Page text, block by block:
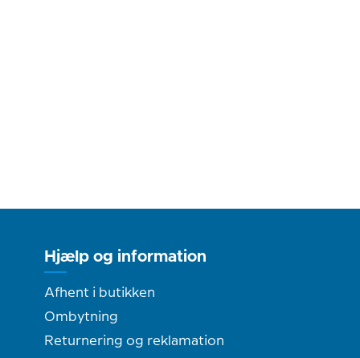
Hjælp og information
Afhent i butikken
Ombytning
Returnering og reklamation